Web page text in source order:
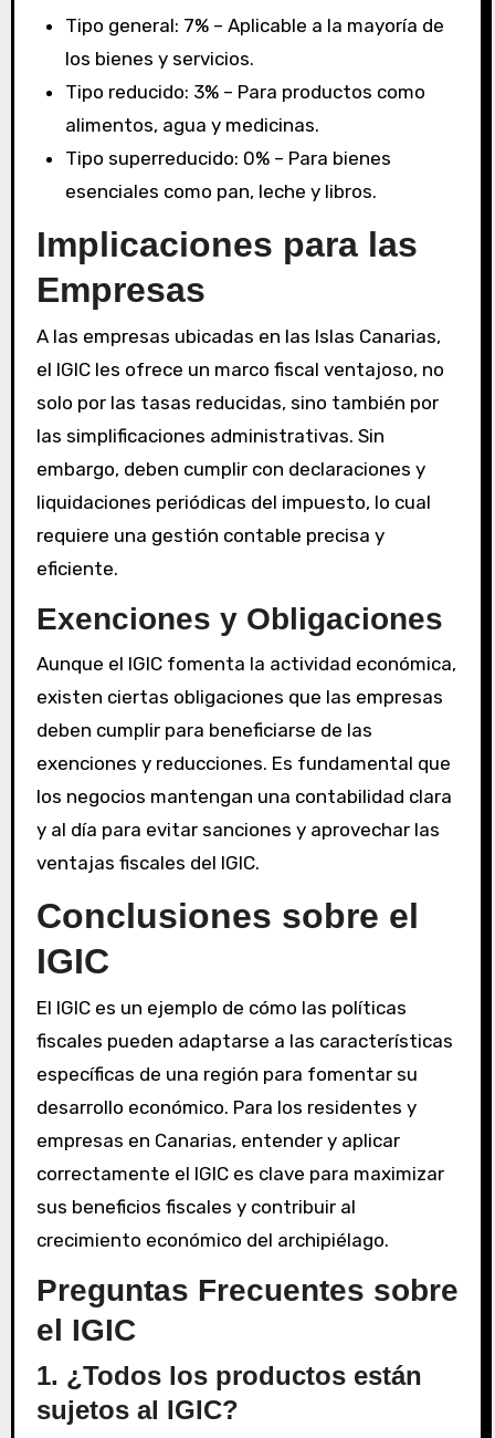
Tipo general: 7% – Aplicable a la mayoría de
los bienes y servicios.
Tipo reducido: 3% – Para productos como
alimentos, agua y medicinas.
Tipo superreducido: 0% – Para bienes
esenciales como pan, leche y libros.
Implicaciones para las
Empresas
A las empresas ubicadas en las Islas Canarias,
el IGIC les ofrece un marco fiscal ventajoso, no
solo por las tasas reducidas, sino también por
las simplificaciones administrativas. Sin
embargo, deben cumplir con declaraciones y
liquidaciones periódicas del impuesto, lo cual
requiere una gestión contable precisa y
eficiente.
Exenciones y Obligaciones
Aunque el IGIC fomenta la actividad económica,
existen ciertas obligaciones que las empresas
deben cumplir para beneficiarse de las
exenciones y reducciones. Es fundamental que
los negocios mantengan una contabilidad clara
y al día para evitar sanciones y aprovechar las
ventajas fiscales del IGIC.
Conclusiones sobre el
IGIC
El IGIC es un ejemplo de cómo las políticas
fiscales pueden adaptarse a las características
específicas de una región para fomentar su
desarrollo económico. Para los residentes y
empresas en Canarias, entender y aplicar
correctamente el IGIC es clave para maximizar
sus beneficios fiscales y contribuir al
crecimiento económico del archipiélago.
Preguntas Frecuentes sobre
el IGIC
1. ¿Todos los productos están
sujetos al IGIC?